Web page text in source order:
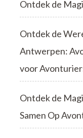
Ontdek de
Ontdek de
Antwerpen:
voor
Ontdek de
Samen Op